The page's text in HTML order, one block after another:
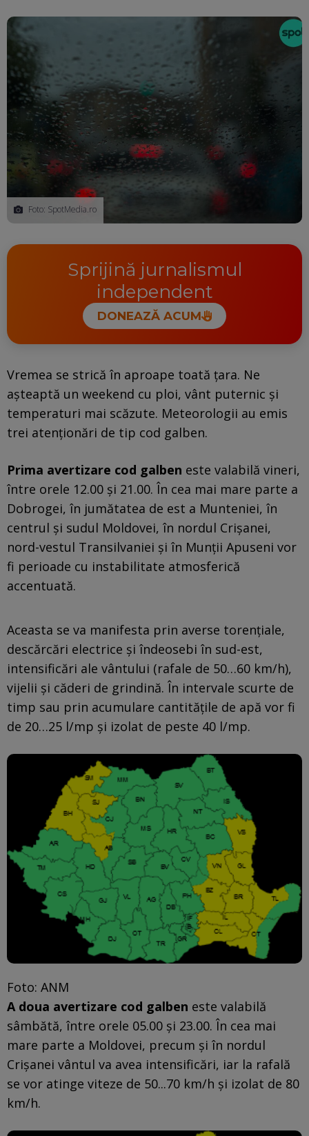
Foto: SpotMedia.ro
Sprijină jurnalismul
independent
DONEAZĂ ACUM
Vremea se strică în aproape toată țara. Ne
așteaptă un weekend cu ploi, vânt puternic și
temperaturi mai scăzute. Meteorologii au emis
trei atenționări de tip cod galben.
Prima avertizare cod galben este valabilă vineri,
între orele 12.00 și 21.00. În cea mai mare parte a
Dobrogei, în jumătatea de est a Munteniei, în
centrul și sudul Moldovei, în nordul Crișanei,
nord-vestul Transilvaniei și în Munții Apuseni vor
fi perioade cu instabilitate atmosferică
accentuată.
Aceasta se va manifesta prin averse torențiale,
descărcări electrice și îndeosebi în sud-est,
intensificări ale vântului (rafale de 50…60 km/h),
vijelii și căderi de grindină. În intervale scurte de
timp sau prin acumulare cantitățile de apă vor fi
de 20…25 l/mp și izolat de peste 40 l/mp.
Foto: ANM
A doua avertizare cod galben este valabilă
sâmbătă, între orele 05.00 și 23.00. În cea mai
mare parte a Moldovei, precum și în nordul
Crișanei vântul va avea intensificări, iar la rafală
se vor atinge viteze de 50...70 km/h și izolat de 80
km/h.